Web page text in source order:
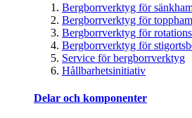
Bergborrverktyg för
Bergborrverktyg för
Bergborrverktyg för
Bergborrverktyg för
Service för bergborrverktyg
Hållbarhetsinitiativ
Delar och komponenter